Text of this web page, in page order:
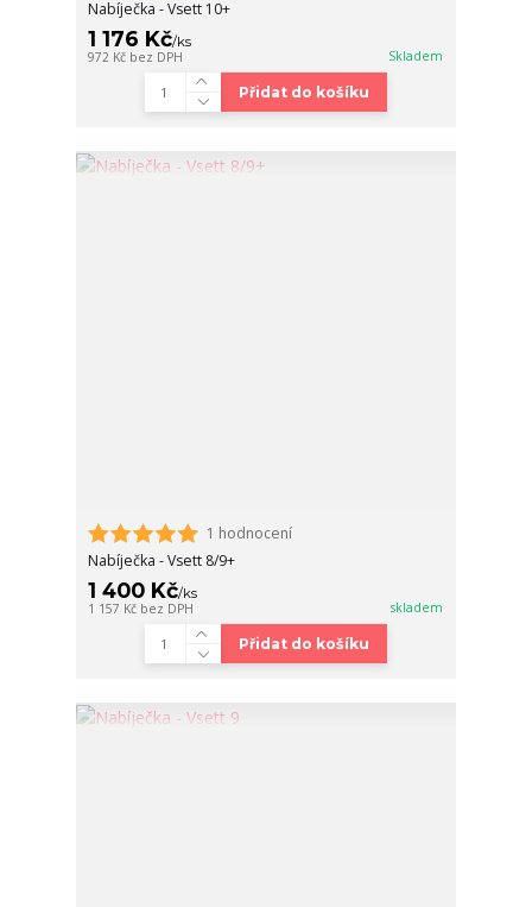
Nabíječka - Vsett 10+
1 176 Kč/ks
972 Kč bez DPH Skladem
Přidat do košíku
1 hodnocení
Nabíječka - Vsett 8/9+
1 400 Kč/ks
1 157 Kč bez DPH skladem
Přidat do košíku